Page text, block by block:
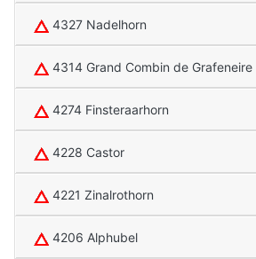
4327 Nadelhorn
4314 Grand Combin de Grafeneire
4274 Finsteraarhorn
4228 Castor
4221 Zinalrothorn
4206 Alphubel